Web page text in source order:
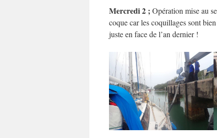
Mercredi 2 ;Opération mise au
coque car les coquillages sont
juste en face de l’an dernier !